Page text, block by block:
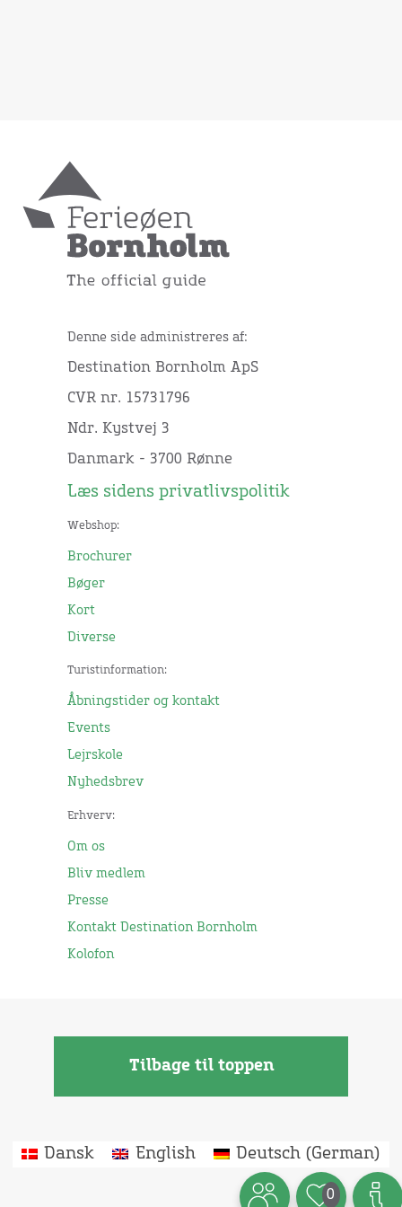
Denne side administreres af:
Destination Bornholm ApS
CVR nr. 15731796
Ndr. Kystvej 3
Danmark - 3700 Rønne
Læs sidens privatlivspolitik
Webshop:
Brochurer
Bøger
Kort
Diverse
Turistinformation:
Åbningstider og kontakt
Events
Lejrskole
Nyhedsbrev
Erhverv:
Om os
Bliv medlem
Presse
Kontakt Destination Bornholm
Kolofon
Tilbage til toppen
0
Dansk English Deutsch(German)